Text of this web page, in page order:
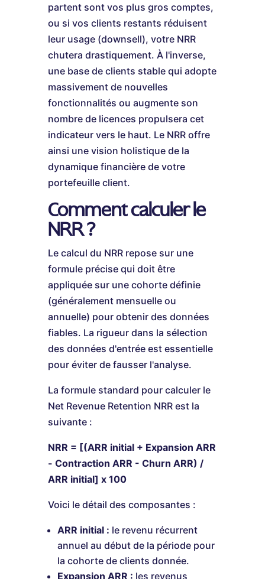
partent sont vos plus gros comptes,
ou si vos clients restants réduisent
leur usage (downsell), votre NRR
chutera drastiquement. À l'inverse,
une base de clients stable qui adopte
massivement de nouvelles
fonctionnalités ou augmente son
nombre de licences propulsera cet
indicateur vers le haut. Le NRR offre
ainsi une vision holistique de la
dynamique financière de votre
portefeuille client.
Comment calculer le
NRR ?
Le calcul du NRR repose sur une
formule précise qui doit être
appliquée sur une cohorte définie
(généralement mensuelle ou
annuelle) pour obtenir des données
fiables. La rigueur dans la sélection
des données d'entrée est essentielle
pour éviter de fausser l'analyse.
La formule standard pour calculer le
Net Revenue Retention NRR est la
suivante :
NRR = [(ARR initial + Expansion ARR
- Contraction ARR - Churn ARR) /
ARR initial] x 100
Voici le détail des composantes :
ARR initial : le revenu récurrent
annuel au début de la période pour
la cohorte de clients donnée.
Expansion ARR : les revenus